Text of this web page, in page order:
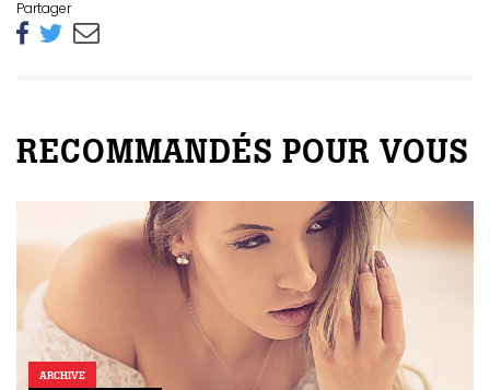
Partager
RECOMMANDÉS POUR VOUS
ARCHIVE